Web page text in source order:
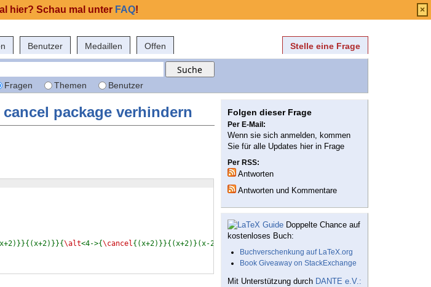
Benutzer Medaillen Offen Stelle eine Frage
Fragen Themen Benutzer
package verhindern
\alt<4->{\cancel{(x+2)}}{(x+2)}(x-2)}}
Folgen dieser Frage
Per E-Mail:
Wenn sie sich anmelden, kommen
Sie für alle Updates hier in Frage
Per RSS:
Antworten
Antworten und Kommentare
Doppelte Chance auf
kostenloses Buch:
Buchverschenkung auf LaTeX.org
Book Giveaway on StackExchange
Mit Unterstützung durch DANTE e.V.:
hier? Schau mal unter FAQ! ×